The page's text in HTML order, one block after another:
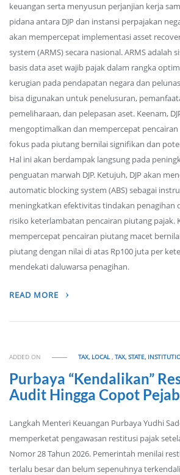
keuangan serta menyusun perjanjian kerja
pidana antara DJP dan instansi perpajakan
akan mempercepat implementasi asset
system (ARMS) secara nasional. ARMS adalah
basis data aset wajib pajak dalam rangka
kerugian pada pendapatan negara dan
bisa digunakan untuk penelusuran,
pemeliharaan, dan pelepasan aset. Keenam,
mengoptimalkan dan mempercepat
fokus pada piutang bernilai signifikan dan
Hal ini akan berdampak langsung pada
penguatan marwah DJP. Ketujuh, DJP akan
automatic blocking system (ABS) sebagai
meningkatkan efektivitas tindakan penagihan
risiko keterlambatan pencairan piutang pajak.
mempercepat pencairan piutang macet
piutang dengan nilai di atas Rp100 juta per
mendekati daluwarsa penagihan.
READ MORE
ADDED ON TAX, LOCAL,TAX, STATE,
Purbaya “Kendalikan”
Audit Hingga Copot
Langkah Menteri Keuangan Purbaya Yudhi
memperketat pengawasan restitusi pajak
Nomor 28 Tahun 2026. Pemerintah menilai
terlalu besar dan belum sepenuhnya